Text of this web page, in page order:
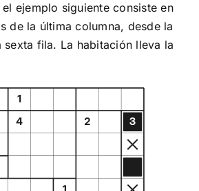
ejemplo siguiente consiste en
de la última columna, desde la
sexta fila. La habitación lleva la